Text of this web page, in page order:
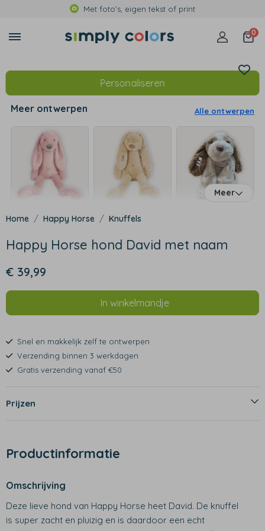
Met foto's, eigen tekst of print
0
Personaliseren
Meer ontwerpen Alle ontwerpen
Meer
Happy Horse Knuffels
Happy Horse hond David met naam
€ 39,99
In winkelmandje
Snel en makkelijk zelf te ontwerpen
Verzending binnen 3 werkdagen
Gratis verzending vanaf €50
Prijzen
Productinformatie
Omschrijving
Deze lieve hond van Happy Horse heet David. De knuffel
is super zacht en pluizig en is daardoor een echt